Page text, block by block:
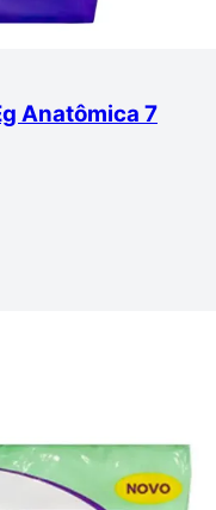
Anatômica 7